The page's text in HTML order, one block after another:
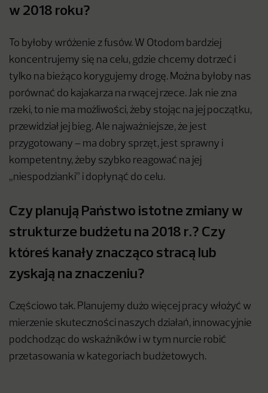
w 2018 roku?
To byłoby wróżenie z fusów. W Otodom bardziej
koncentrujemy się na celu, gdzie chcemy dotrzeć i
tylko na bieżąco korygujemy drogę. Można byłoby nas
porównać do kajakarza na rwącej rzece. Jak nie zna
rzeki, to nie ma możliwości, żeby stojąc na jej początku,
przewidział jej bieg. Ale najważniejsze, że jest
przygotowany – ma dobry sprzęt, jest sprawny i
kompetentny, żeby szybko reagować na jej
„niespodzianki” i dopłynąć do celu.
Czy planują Państwo istotne zmiany w
strukturze budżetu na 2018 r.? Czy
któreś kanały znacząco stracą lub
zyskają na znaczeniu?
Częściowo tak. Planujemy dużo więcej pracy włożyć w
mierzenie skuteczności naszych działań, innowacyjnie
podchodząc do wskaźników i w tym nurcie robić
przetasowania w kategoriach budżetowych.